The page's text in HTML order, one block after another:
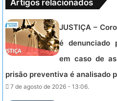
Artigos relacionados
JUSTIÇA –
é denunciado
em caso de
prisão preventiva é analisado
7 de agosto de 2026 - 13:06.